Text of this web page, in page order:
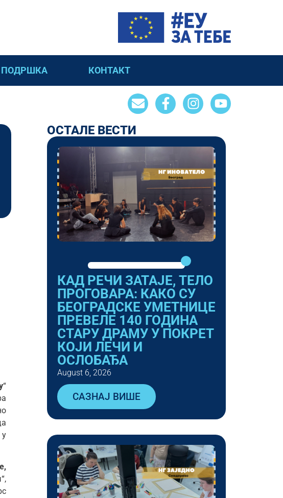
ПОДРШКА КОНТАКТ
“
“,
ОСТАЛЕ ВЕСТИ
КАД РЕЧИ ЗАТАЈЕ, ТЕЛО
ПРОГОВАРА: КАКО СУ
БЕОГРАДСКЕ УМЕТНИЦЕ
ПРЕВЕЛЕ 140 ГОДИНА
СТАРУ ДРАМУ У ПОКРЕТ
КОЈИ ЛЕЧИ И
ОСЛОБАЂА
August 6, 2026
САЗНАЈ ВИШЕ